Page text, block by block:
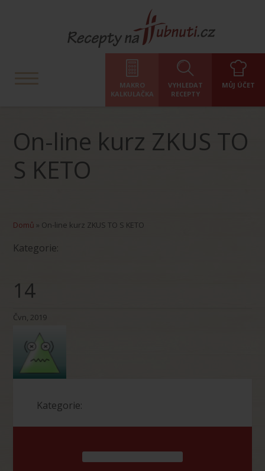
MAKRO
KALKULAČKA
VYHLEDAT
RECEPTY
MŮJ ÚČET
On-line kurz ZKUS TO
S KETO
Domů » On-line kurz ZKUS TO S KETO
Kategorie:
14
Čvn, 2019
Kategorie: